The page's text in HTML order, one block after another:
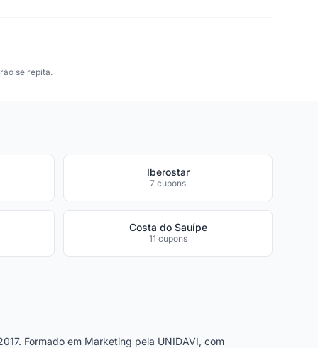
se repita.
Iberostar
7 cupons
Costa do Sauípe
11 cupons
Formado em Marketing pela UNIDAVI, com